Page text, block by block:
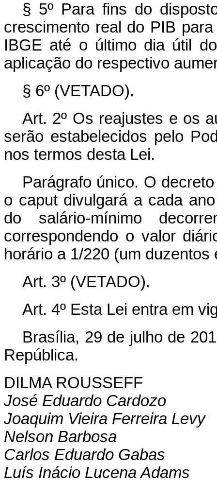
§ 5º Para fins do
crescimento real do PIB
IBGE até o último dia útil
aplicação do respectivo
§ 6º (VETADO).
Art. 2º Os reajustes e os
serão estabelecidos pelo
nos termos desta Lei.
Parágrafo único. O
o caput divulgará a cada
do salário-mínimo
correspondendo o valor
horário a 1/220 (um
Art. 3º (VETADO).
Art. 4º Esta Lei entra em
Brasília, 29 de julho de
República.
DILMA ROUSSEFF
José Eduardo Cardozo
Joaquim Vieira Ferreira Levy
Nelson Barbosa
Carlos Eduardo Gabas
Luís Inácio Lucena Adams